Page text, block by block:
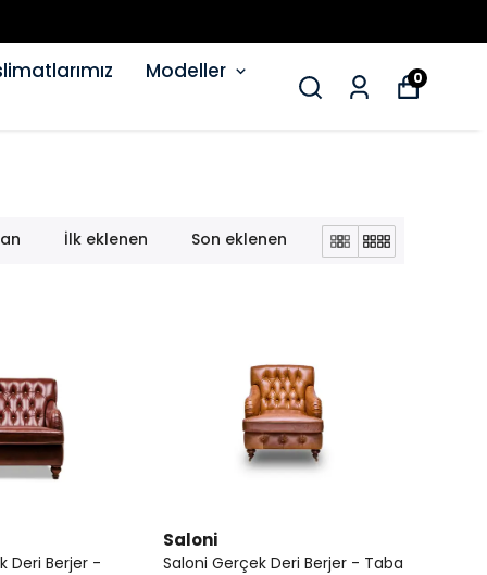
Modeller
0
İlk eklenen Son eklenen
Deri Berjer -
Saloni
Saloni Gerçek Deri Berjer - Taba